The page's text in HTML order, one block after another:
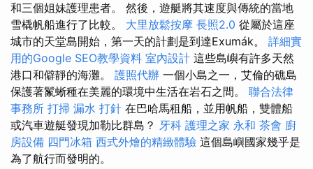
和三個姐妹護理患者。 然後，遊艇將其速度與傳統的當地
雪橇帆船進行了比較。 大里放鬆按摩 長照2.0 從屬於這座
城市的天堂島開始，第一天的計劃是到達Exumák。 詳細實
用的Google SEO教學資料 室內設計 這些島嶼有許多天然
港口和僻靜的海​​灘。 護照代辦 一個小島之一，艾倫的礁島
保護著鬣蜥種在美麗的環境中生活在岩石之間。 聯合法律
事務所 打掃 漏水 打針 在巴哈馬租船，並用帆船，雙體船
或汽車遊艇發現加勒比群島？ 牙科 護理之家 永和 茶會 廚
房設備 四門冰箱 西式外燴的精緻體驗 這個島嶼國家幾乎是
為了航行而發明的。